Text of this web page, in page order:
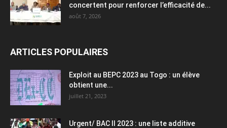
concertent pour renforcer l’efficacité de...
août 7, 2026
ARTICLES POPULAIRES
Exploit au BEPC 2023 au Togo : un élève
obtient une...
juillet 21, 2023
Urgent/ BAC II 2023 : une liste additive